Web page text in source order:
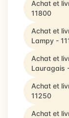
Achat et
11800
Achat et
Lampy -
Achat et
Lauragais
Achat et
11250
Achat et